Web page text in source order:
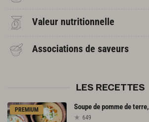
Valeur nutritionnelle
Associations de saveurs
LES RECETTES
PREMIUM Soupedepommedeterre,
649